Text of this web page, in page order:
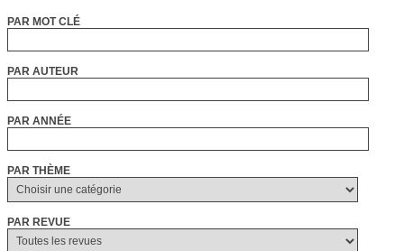
PAR MOT CLÉ
PAR AUTEUR
PAR ANNÉE
PAR THÈME
PAR REVUE